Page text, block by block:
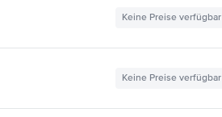
Keine Preise verfügbar
Keine Preise verfügbar